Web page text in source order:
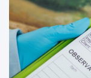
m
w
l